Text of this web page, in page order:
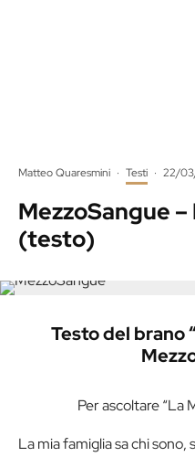
Matteo Quaresmini · Testi · 22/
MezzoSangue
(testo)
Testo del brano
Per ascoltare “La
La mia famiglia sa chi sono,